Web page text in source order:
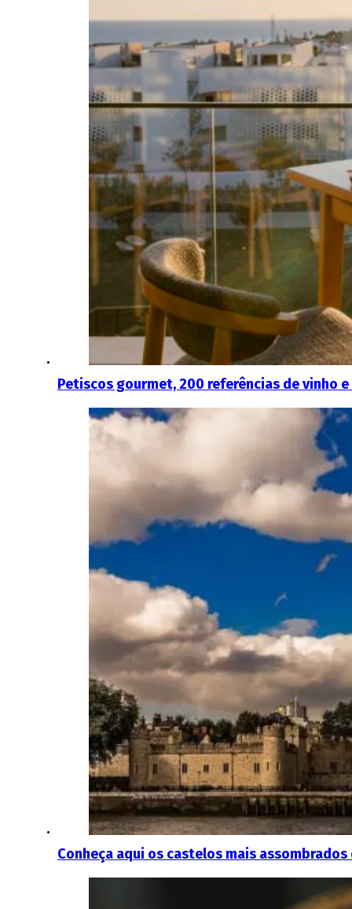
Petiscos gourmet, 200 referências de vinho
Conheça aqui os castelos mais